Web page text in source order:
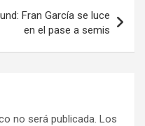
Fran García se luce
en el pase a semis
no será publicada. Los